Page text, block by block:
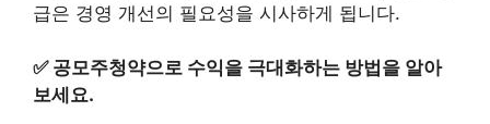
급은 경영 개선의 필요성을 시사하게 됩니다.
✅ 공모주청약으로 수익을 극대화하는 방법을 알아
보세요.